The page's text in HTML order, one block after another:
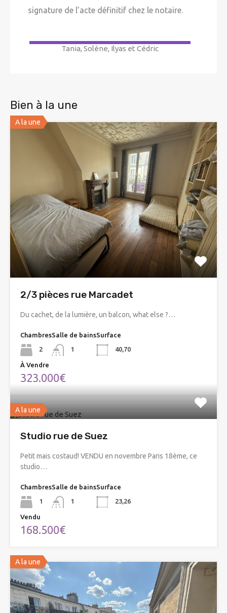
signature de l’acte définitif chez le notaire.
Tania, Solène, Ilyas et Cédric
Bien à la une
A la une
2/3 pièces rue Marcadet
Du cachet, de la lumière, un balcon, what else ?…
Chambres
2
Salle de bains
1
Surface
40,70
À Vendre
323.000€
A la une
Studio rue de Suez
Petit mais costaud! VENDU en novembre Paris 18ème, ce
studio…
Chambres
1
Salle de bains
1
Surface
23,26
Vendu
168.500€
A la une